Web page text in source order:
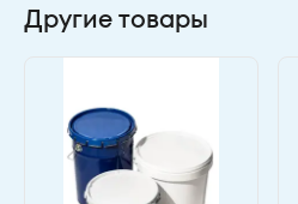
Другие товары